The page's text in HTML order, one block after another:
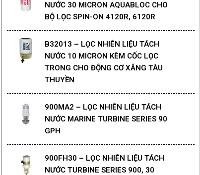
NƯỚC 30 MICRON AQUABLOC CHO
BỘ LỌC SPIN-ON 4120R, 6120R
B32013 – LỌC NHIÊN LIỆU TÁCH
NƯỚC 10 MICRON KÈM CỐC LỌC
TRONG CHO ĐỘNG CƠ XĂNG TÀU
THUYỀN
900MA2 – LỌC NHIÊN LIỆU TÁCH
NƯỚC MARINE TURBINE SERIES 90
GPH
900FH30 – LỌC NHIÊN LIỆU TÁCH
NƯỚC TURBINE SERIES 900, 30